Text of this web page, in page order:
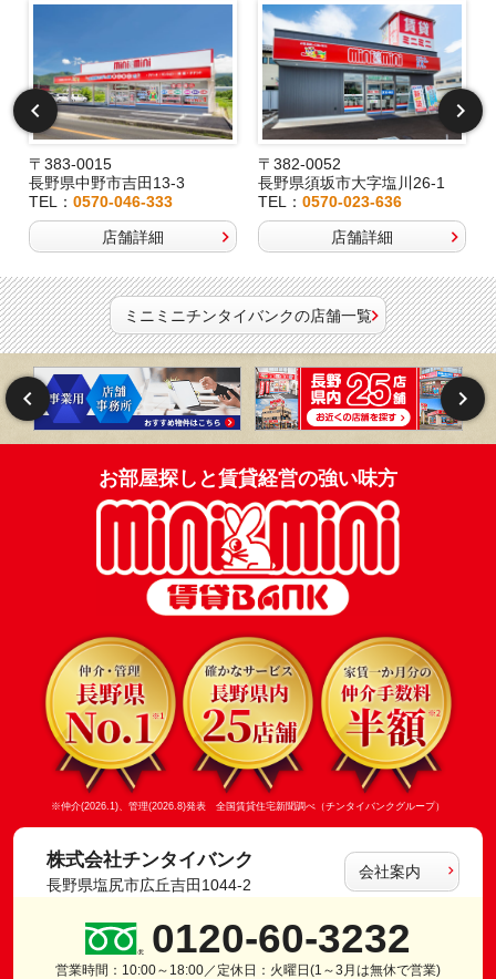
〒383-0015
長野県中野市吉田13-3
TEL： 0570-046-333
店舗詳細
〒382-0052
長野県須坂市大字塩川26-1
TEL：0570-023-636
店舗詳細
ミニミニチンタイバンクの店舗一覧
お部屋探しと賃貸経営の強い味方
※仲介(2026.1)、管理(2026.8)発表 全国賃貸住宅新聞調べ（チンタイバンクグループ）
株式会社チンタイバンク
長野県塩尻市広丘吉田1044-2
会社案内
0120-60-3232
営業時間：10:00～18:00／定休日：火曜日(1～3月は無休で営業)